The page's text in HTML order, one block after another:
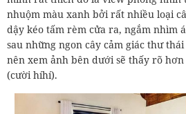
nhuộm màu xanh bởi rất nhiều loại
dậy kéo tấm rèm cửa ra, ngắm nhìm
sau những ngon cây cảm giác thư
nên xem ảnh bên dưới sẽ thấy rõ
(cười híhí).